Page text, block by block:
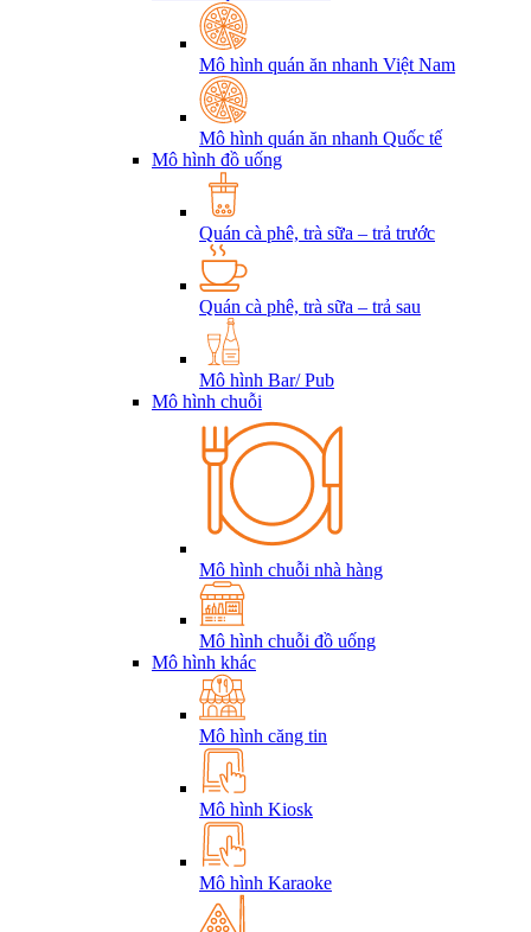
Mô hình quán ăn nhanh Việt Nam
Mô hình quán ăn nhanh Quốc tế
Mô hình đồ uống
Quán cà phê, trà sữa – trả trước
Quán cà phê, trà sữa – trả sau
Mô hình Bar/ Pub
Mô hình chuỗi
Mô hình chuỗi nhà hàng
Mô hình chuỗi đồ uống
Mô hình khác
Mô hình căng tin
Mô hình Kiosk
Mô hình Karaoke